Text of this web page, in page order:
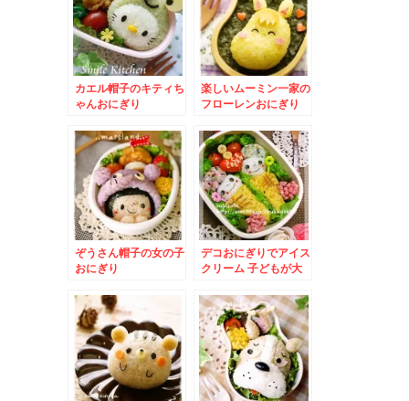
カエル帽子のキティち
ゃんおにぎり
楽しいムーミン一家の
フローレンおにぎり
ぞうさん帽子の女の子
おにぎり
デコおにぎりでアイス
クリーム 子どもが大